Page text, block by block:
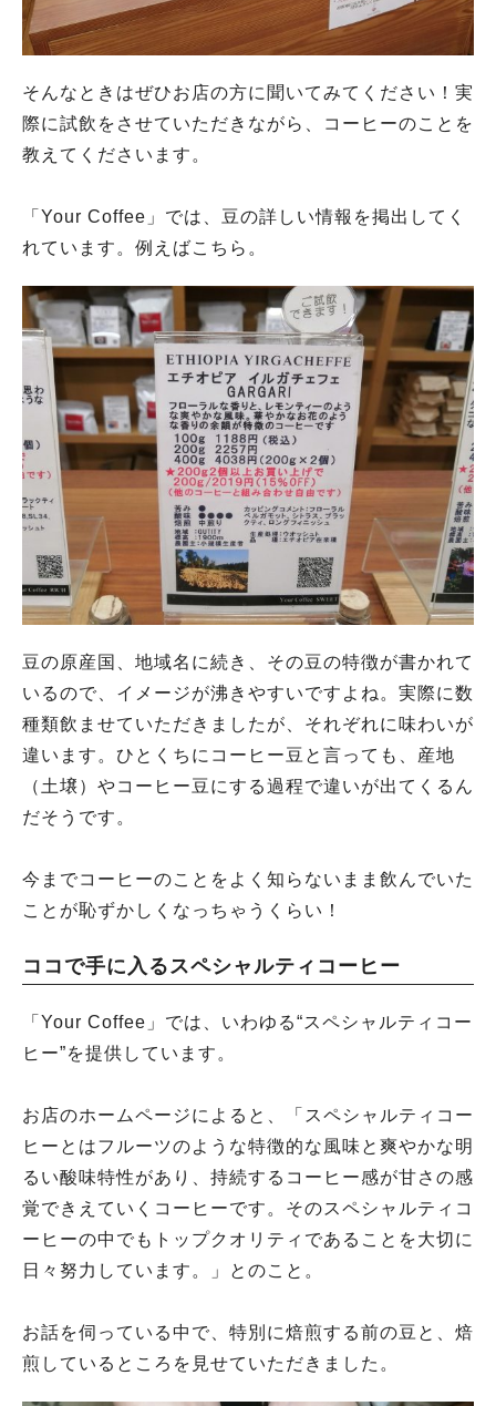
そんなときはぜひお店の方に聞いてみてください！実
際に試飲をさせていただきながら、コーヒーのことを
教えてくださいます。
「Your Coffee」では、豆の詳しい情報を掲出してく
れています。例えばこちら。
豆の原産国、地域名に続き、その豆の特徴が書かれて
いるので、イメージが沸きやすいですよね。実際に数
種類飲ませていただきましたが、それぞれに味わいが
違います。ひとくちにコーヒー豆と言っても、産地
（土壌）やコーヒー豆にする過程で違いが出てくるん
だそうです。
今までコーヒーのことをよく知らないまま飲んでいた
ことが恥ずかしくなっちゃうくらい！
ココで手に入るスペシャルティコーヒー
「Your Coffee」では、いわゆる“スペシャルティコー
ヒー”を提供しています。
お店のホームページによると、「スペシャルティコー
ヒーとはフルーツのような特徴的な風味と爽やかな明
るい酸味特性があり、持続するコーヒー感が甘さの感
覚できえていくコーヒーです。そのスペシャルティコ
ーヒーの中でもトップクオリティであることを大切に
日々努力しています。」とのこと。
お話を伺っている中で、特別に焙煎する前の豆と、焙
煎しているところを見せていただきました。